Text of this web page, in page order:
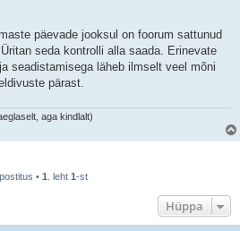
päevade jooksul on foorum sattunud
seda kontrolli alla saada. Erinevate
seadistamisega läheb ilmselt veel mõni
pärast.
aga kindlalt)
• 1 . leht 1-st
Hüppa